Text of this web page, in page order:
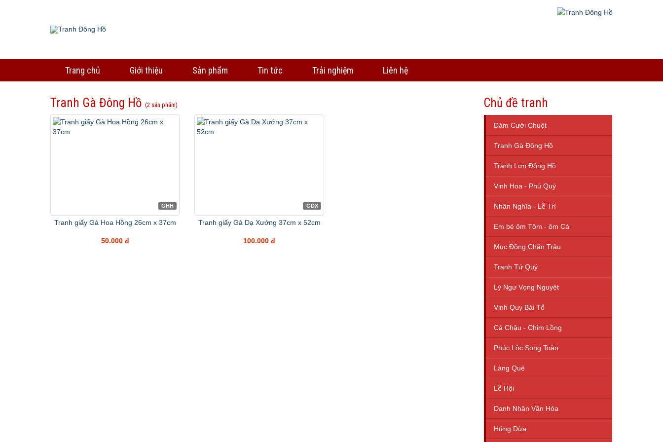
Trang chủ Giới thiệu Sản phẩm Tin tức Trải nghiệm Liên hệ
Tranh Gà Đông Hồ (2 sản phẩm)
GHH
Tranh giấy Gà Hoa Hồng 26cm x 37cm
50.000 đ
GDX
Tranh giấy Gà Dạ Xướng 37cm x 52cm
100.000 đ
Chủ đề tranh
Đám Cưới Chuột
Tranh Gà Đông Hồ
Tranh Lợn Đông Hồ
Vinh Hoa - Phú Quý
Nhân Nghĩa - Lễ Trí
Em bé ôm Tôm - ôm Cá
Mục Đồng Chăn Trâu
Tranh Tứ Quý
Lý Ngư Vọng Nguyệt
Vinh Quy Bái Tổ
Cá Chậu - Chim Lồng
Phúc Lộc Song Toàn
Làng Quê
Lễ Hội
Danh Nhân Văn Hóa
Hứng Dừa